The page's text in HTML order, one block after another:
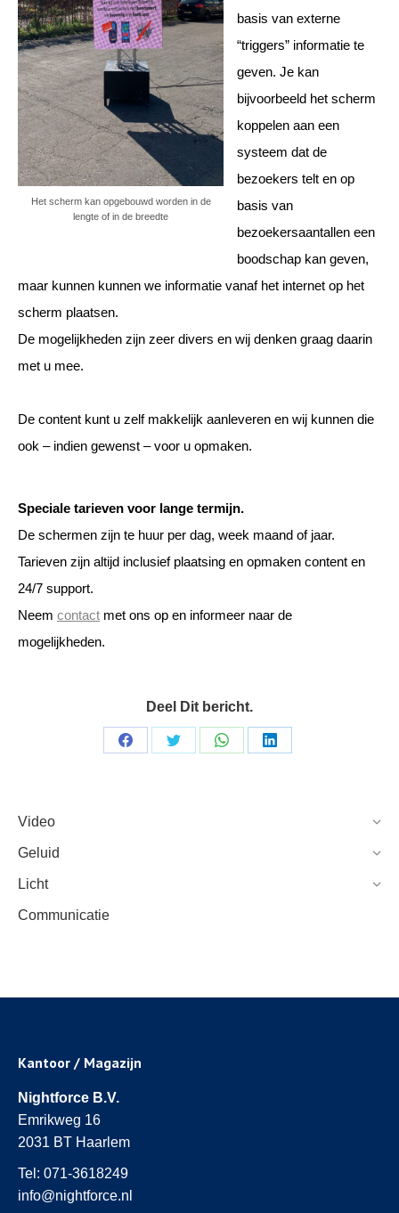
Het scherm kan opgebouwd worden in de
lengte of in de breedte
basis van externe
“triggers” informatie te
geven. Je kan
bijvoorbeeld het scherm
koppelen aan een
systeem dat de
bezoekers telt en op
basis van
bezoekersaantallen een
boodschap kan geven,
maar kunnen kunnen we informatie vanaf het internet op het
scherm plaatsen.
De mogelijkheden zijn zeer divers en wij denken graag daarin
met u mee.
De content kunt u zelf makkelijk aanleveren en wij kunnen die
ook – indien gewenst – voor u opmaken.
Speciale tarieven voor lange termijn.
De schermen zijn te huur per dag, week maand of jaar.
Tarieven zijn altijd inclusief plaatsing en opmaken content en
24/7 support.
Neem contact met ons op en informeer naar de
mogelijkheden.
Deel Dit bericht.
Share
Share
Share
Share
Video
Geluid
Licht
Communicatie
Kantoor / Magazijn
Nightforce B.V.
Emrikweg 16
2031 BT Haarlem
Tel: 071-3618249
info@nightforce.nl